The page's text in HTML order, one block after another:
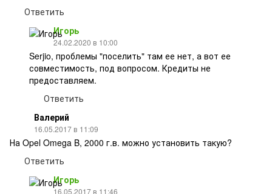
Ответить
Игорь
24.02.2020 в 10:00
Serjio, проблемы "поселить" там ее нет, а вот ее
совместимость, под вопросом. Кредиты не
предоставляем.
Ответить
Валерий
16.05.2017 в 11:09
На Opel Omega B, 2000 г.в. можно установить такую?
Ответить
Игорь
16.05.2017 в 11:46